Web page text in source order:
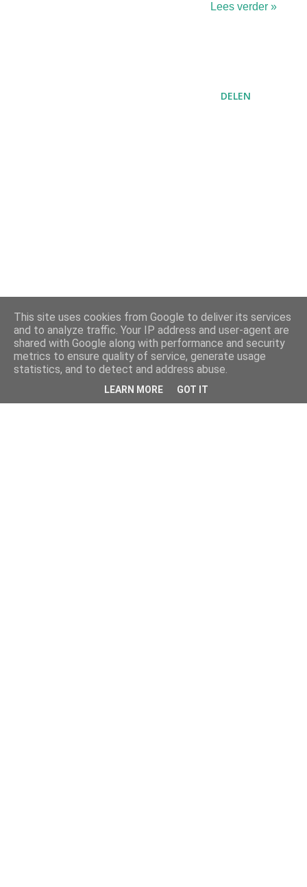
Lees verder »
DELEN
This site uses cookies from Google to deliver its services
and to analyze traffic. Your IP address and user-agent are
shared with Google along with performance and security
metrics to ensure quality of service, generate usage
statistics, and to detect and address abuse.
LEARN MORE GOT IT